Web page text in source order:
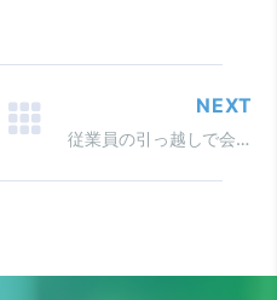
NEXT
従業員の引っ越しで会社が 行うべき住所関係の諸届出